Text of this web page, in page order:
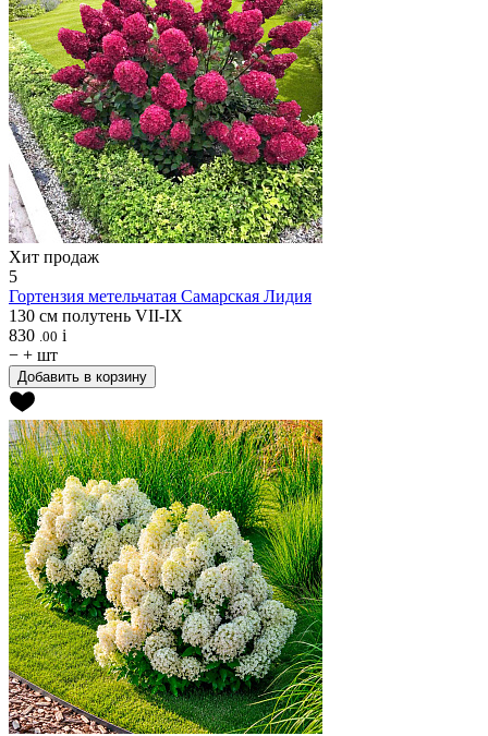
Хит продаж
5
Гортензия метельчатая Самарская Лидия
130 см полутень VII-IX
830 .00 i
− + шт
Добавить в корзину